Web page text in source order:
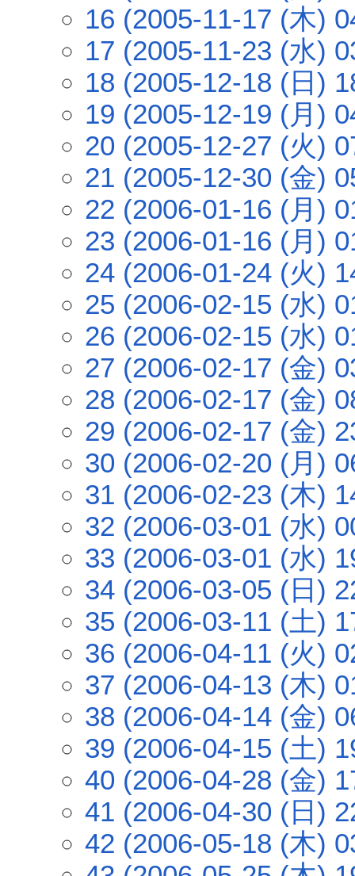
16 (2005-11-17 (木)
17 (2005-11-23 (水)
18 (2005-12-18 (日)
19 (2005-12-19 (月)
20 (2005-12-27 (火)
21 (2005-12-30 (金)
22 (2006-01-16 (月)
23 (2006-01-16 (月)
24 (2006-01-24 (火)
25 (2006-02-15 (水)
26 (2006-02-15 (水)
27 (2006-02-17 (金)
28 (2006-02-17 (金)
29 (2006-02-17 (金)
30 (2006-02-20 (月)
31 (2006-02-23 (木)
32 (2006-03-01 (水)
33 (2006-03-01 (水)
34 (2006-03-05 (日)
35 (2006-03-11 (土)
36 (2006-04-11 (火)
37 (2006-04-13 (木)
38 (2006-04-14 (金)
39 (2006-04-15 (土)
40 (2006-04-28 (金)
41 (2006-04-30 (日)
42 (2006-05-18 (木)